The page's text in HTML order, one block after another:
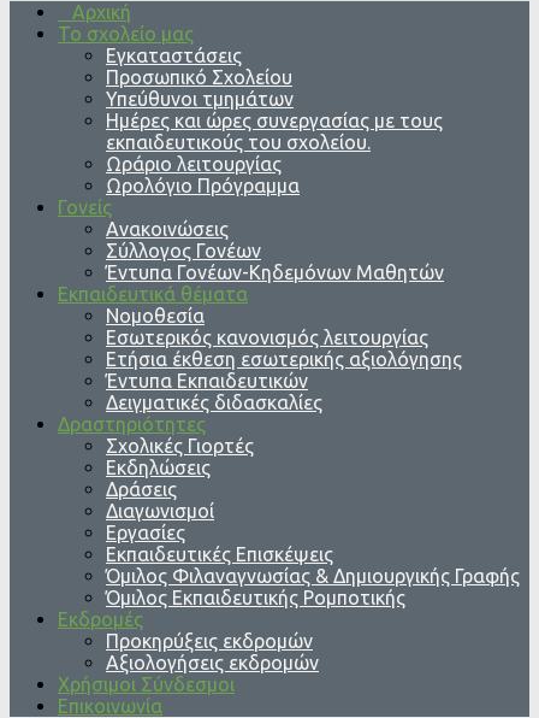
Αρχική
Το σχολείο μας
Εγκαταστάσεις
Προσωπικό Σχολείου
Υπεύθυνοι τμημάτων
Ημέρες και ώρες συνεργασίας με τους
εκπαιδευτικούς του σχολείου.
Ωράριο λειτουργίας
Ωρολόγιο Πρόγραμμα
Γονείς
Ανακοινώσεις
Σύλλογος Γονέων
Έντυπα Γονέων-Κηδεμόνων Μαθητών
Εκπαιδευτικά θέματα
Νομοθεσία
Εσωτερικός κανονισμός λειτουργίας
Ετήσια έκθεση εσωτερικής αξιολόγησης
Έντυπα Εκπαιδευτικών
Δειγματικές διδασκαλίες
Δραστηριότητες
Σχολικές Γιορτές
Εκδηλώσεις
Δράσεις
Διαγωνισμοί
Εργασίες
Εκπαιδευτικές Επισκέψεις
Όμιλος Φιλαναγνωσίας & Δημιουργικής Γραφής
Όμιλος Εκπαιδευτικής Ρομποτικής
Εκδρομές
Προκηρύξεις εκδρομών
Αξιολογήσεις εκδρομών
Χρήσιμοι Σύνδεσμοι
Επικοινωνία